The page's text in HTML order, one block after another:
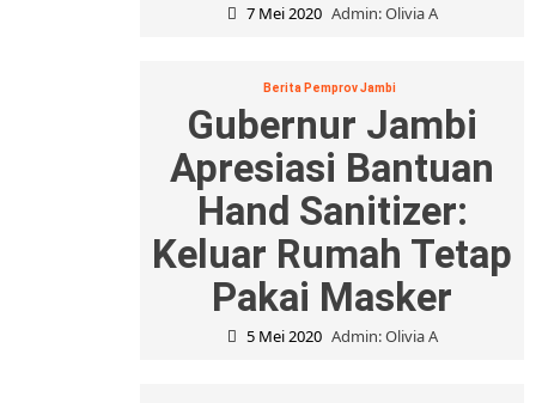
7 Mei 2020 Admin: Olivia A
Berita Pemprov Jambi
Gubernur Jambi
Apresiasi Bantuan
Hand Sanitizer:
Keluar Rumah Tetap
Pakai Masker
5 Mei 2020 Admin: Olivia A